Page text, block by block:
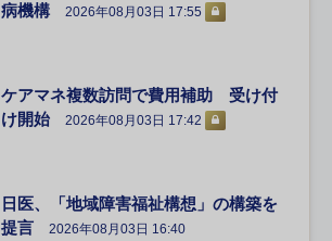
病機構
2026年08月03日 17:55
ケアマネ複数訪問で費用補助 受け付
け開始
2026年08月03日 17:42
日医、「地域障害福祉構想」の構築を
提言
2026年08月03日 16:40